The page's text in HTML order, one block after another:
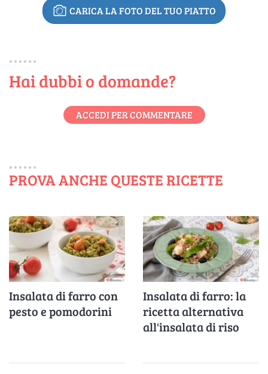
CARICA LA FOTO DEL TUO PIATTO
Hai dubbi o domande?
ACCEDI PER COMMENTARE
PROVA ANCHE QUESTE RICETTE
Insalata di farro con
pesto e pomodorini
Insalata di farro: la
ricetta alternativa
all'insalata di riso